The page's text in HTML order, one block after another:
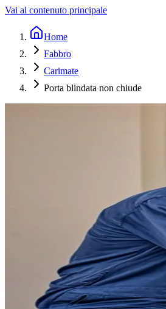
Vai al contenuto principale
Home
Fabbro
Carimate
Porta blindata non chiude